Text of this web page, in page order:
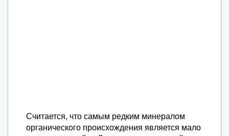
Считается, что самым редким минералом
органического происхождения является мало